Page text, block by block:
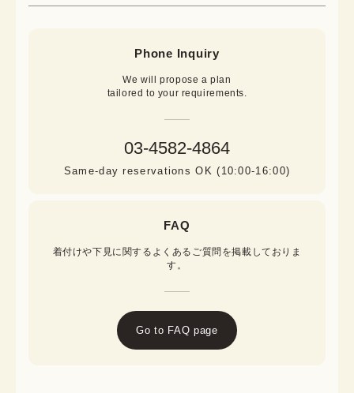
Phone Inquiry
We will propose a plan
tailored to your requirements.
03-4582-4864
Same-day reservations OK (10:00-16:00)
FAQ
着付けや下見に関するよくあるご質問を掲載しておりま
す。
Go to FAQ page